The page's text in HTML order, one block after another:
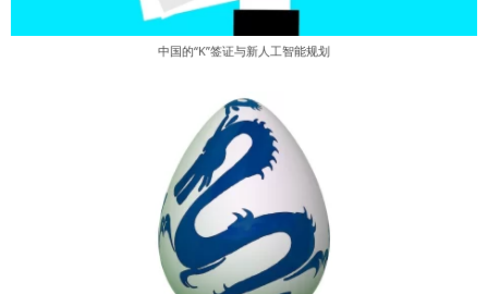
中国的“K”签证与新人工智能规划